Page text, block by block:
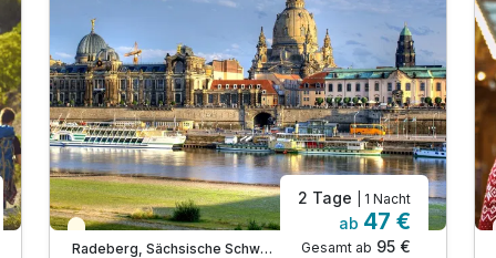
Saisonal verfügbar
Radeberg, Sächsische Schweiz / Elbsandsteingebirge
2 Tage | 1 Nacht
ab 47 €
Gesamt ab 95 €